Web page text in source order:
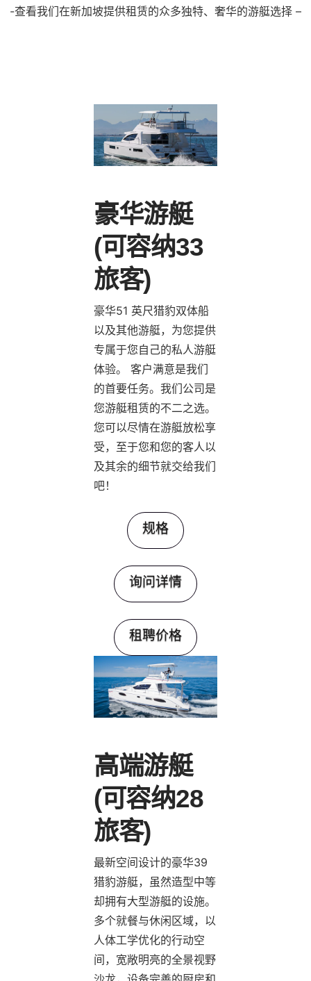
-查看我们在新加坡提供租赁的众多独特、奢华的游艇选择 –
豪华游艇
(可容纳33
旅客)
豪华51 英尺猎豹双体船
以及其他游艇，为您提供
专属于您自己的私人游艇
体验。 客户满意是我们
的首要任务。我们公司是
您游艇租赁的不二之选。
您可以尽情在游艇放松享
受，至于您和您的客人以
及其余的细节就交给我们
吧！
规格
询问详情
租聘价格
高端游艇
(可容纳28
旅客)
最新空间设计的豪华39
猎豹游艇，虽然造型中等
却拥有大型游艇的设施。
多个就餐与休闲区域，以
人体工学优化的行动空
间，宽敞明亮的全景视野